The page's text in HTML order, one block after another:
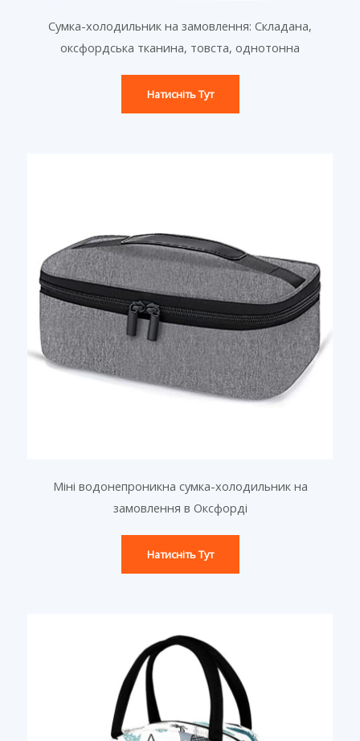
Сумка-холодильник на замовлення: Складана,
оксфордська тканина, товста, однотонна
Натисніть Тут
Міні водонепроникна сумка-холодильник на
замовлення в Оксфорді
Натисніть Тут